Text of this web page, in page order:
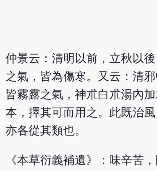
仲景云：清明以前，立秋以
之氣，皆為傷寒。又云：清邪
皆霧露之氣，神朮白朮湯內
本，擇其可而用之。此既治風
亦各從其類也。
《本草衍義補遺》：味辛苦